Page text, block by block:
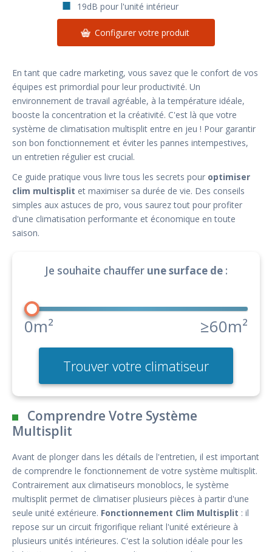
19dB pour l'unité intérieur
Configurer votre produit
En tant que cadre marketing, vous savez que le confort de vos
équipes est primordial pour leur productivité. Un
environnement de travail agréable, à la température idéale,
booste la concentration et la créativité. C'est là que votre
système de climatisation multisplit entre en jeu ! Pour garantir
son bon fonctionnement et éviter les pannes intempestives,
un entretien régulier est crucial.
Ce guide pratique vous livre tous les secrets pour optimiser
clim multisplit et maximiser sa durée de vie. Des conseils
simples aux astuces de pro, vous saurez tout pour profiter
d'une climatisation performante et économique en toute
saison.
Je souhaite chauffer une surface de:
0m² ≥60m²
Trouver votre climatiseur
Comprendre Votre Système
Multisplit
Avant de plonger dans les détails de l'entretien, il est important
de comprendre le fonctionnement de votre système multisplit.
Contrairement aux climatiseurs monoblocs, le système
multisplit permet de climatiser plusieurs pièces à partir d'une
seule unité extérieure. Fonctionnement Clim Multisplit : il
repose sur un circuit frigorifique reliant l'unité extérieure à
plusieurs unités intérieures. C'est la solution idéale pour les